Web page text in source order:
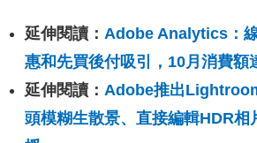
延伸閱讀： Adobe Analytics：
惠和先買後付吸引，10月消費額
延伸閱讀： Adobe推出
頭模糊生散景、直接編輯HDR相